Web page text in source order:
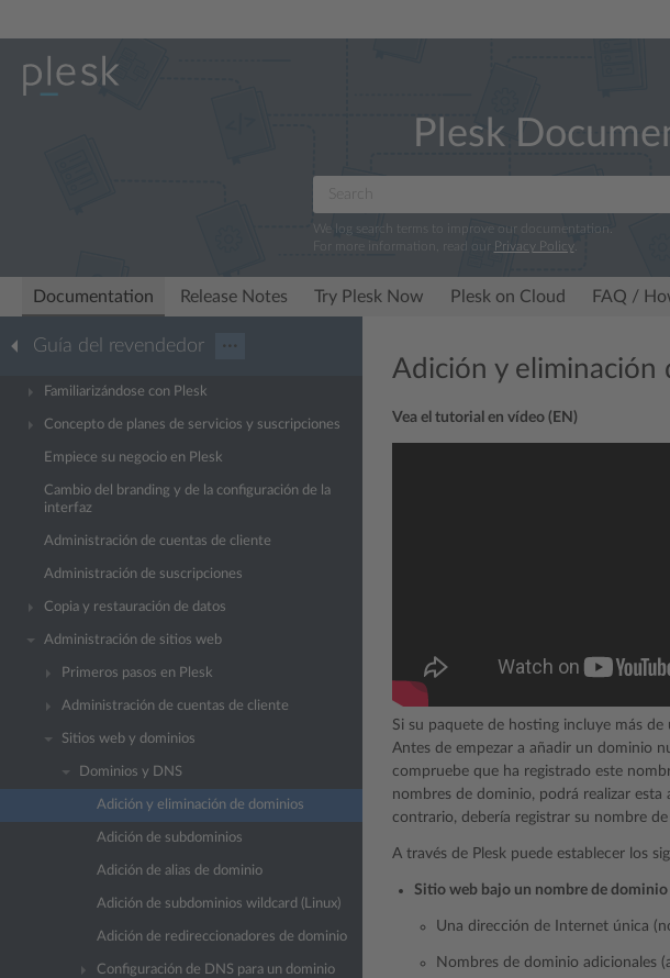
Plesk
We log search terms to improve our documentation.
For more information, read our Privacy Policy.
Documentation Release Notes Try Plesk Now Plesk on Cloud FAQ /
Guía del revendedor ···
Familiarizándose con Plesk
Concepto de planes de servicios y suscripciones
Empiece su negocio en Plesk
Cambio del branding y de la configuración de la
interfaz
Administración de cuentas de cliente
Administración de suscripciones
Copia y restauración de datos
Administración de sitios web
Primeros pasos en Plesk
Administración de cuentas de cliente
Sitios web y dominios
Dominios y DNS
Adición y eliminación de dominios
Adición de subdominios
Adición de alias de dominio
Adición de subdominios wildcard (Linux)
Adición de redireccionadores de dominio
Configuración de DNS para un dominio
Adición y eliminación
Vea el tutorial en vídeo (EN)
Si su paquete de hosting incluye más
Antes de empezar a añadir un dominio
compruebe que ha registrado este
nombres de dominio, podrá realizar
contrario, debería registrar su nombre
A través de Plesk puede establecer los
Sitio web bajo un nombre de dominio
Una dirección de Internet única
Nombres de dominio adicionales